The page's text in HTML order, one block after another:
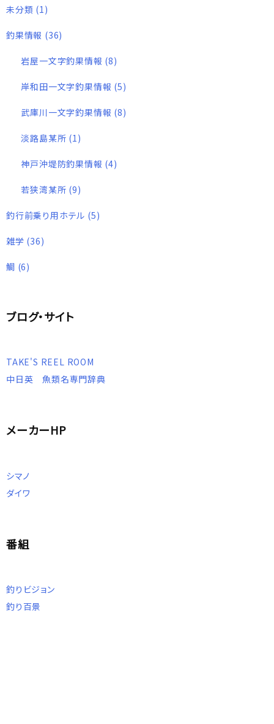
未分類 (1)
釣果情報 (36)
岩屋一文字釣果情報 (8)
岸和田一文字釣果情報 (5)
武庫川一文字釣果情報 (8)
淡路島某所 (1)
神戸沖堤防釣果情報 (4)
若狭湾某所 (9)
釣行前乗り用ホテル (5)
雑学 (36)
鯛 (6)
ブログ・サイト
TAKE'S REEL ROOM
中日英 魚類名専門辞典
メーカーHP
シマノ
ダイワ
番組
釣りビジョン
釣り百景